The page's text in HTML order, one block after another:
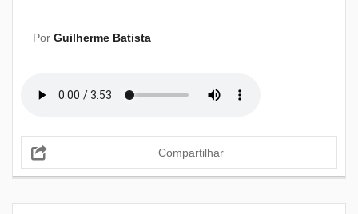
Por Guilherme Batista
Compartilhar